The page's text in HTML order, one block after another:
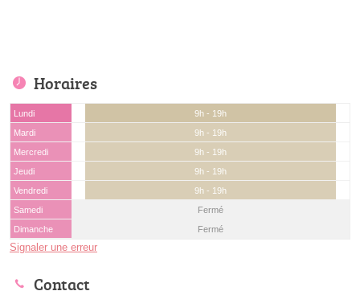
Horaires
Lundi
9h - 19h
Mardi
9h - 19h
Mercredi
9h - 19h
Jeudi
9h - 19h
Vendredi
9h - 19h
Samedi
Fermé
Dimanche
Fermé
Signaler une erreur
Contact